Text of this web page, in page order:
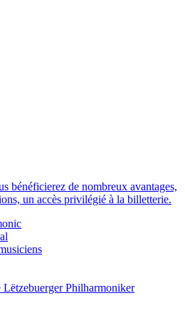
bénéficierez de nombreux avantages,
un accès privilégié à la billetterie.
Lëtzebuerger Philharmoniker